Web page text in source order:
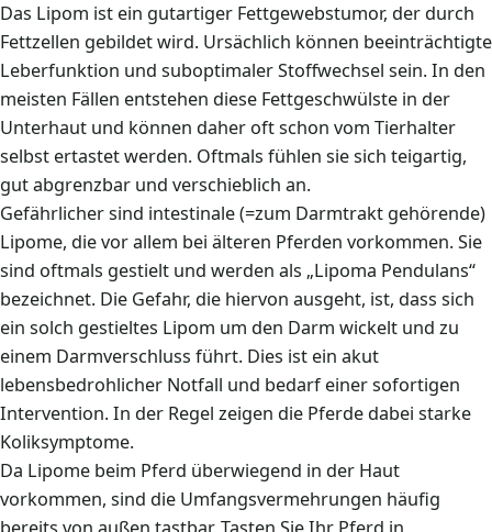
Das Lipom ist ein gutartiger Fettgewebstumor, der durch
Fettzellen gebildet wird. Ursächlich können beeinträchtigte
Leberfunktion und suboptimaler Stoffwechsel sein. In den
meisten Fällen entstehen diese Fettgeschwülste in der
Unterhaut und können daher oft schon vom Tierhalter
selbst ertastet werden. Oftmals fühlen sie sich teigartig,
gut abgrenzbar und verschieblich an.
Gefährlicher sind intestinale (=zum Darmtrakt gehörende)
Lipome, die vor allem bei älteren Pferden vorkommen. Sie
sind oftmals gestielt und werden als „Lipoma Pendulans“
bezeichnet. Die Gefahr, die hiervon ausgeht, ist, dass sich
ein solch gestieltes Lipom um den Darm wickelt und zu
einem Darmverschluss führt. Dies ist ein akut
lebensbedrohlicher Notfall und bedarf einer sofortigen
Intervention. In der Regel zeigen die Pferde dabei starke
Koliksymptome.
Da Lipome beim Pferd überwiegend in der Haut
vorkommen, sind die Umfangsvermehrungen häufig